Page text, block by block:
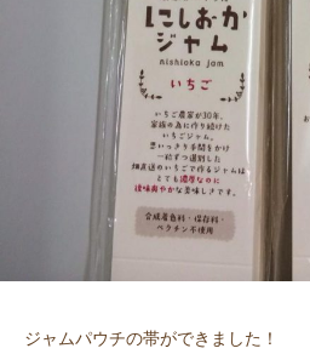
ジャムパウチの帯ができました！